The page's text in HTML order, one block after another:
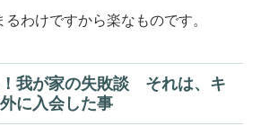
わけですから楽なものです。
我が家の失敗談 それは、キ
に入会した事